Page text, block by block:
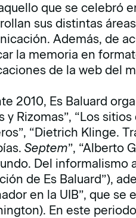
que se celebró
sus distintas
Además, de
la memoria en
de la web del
2010, Es Baluard
y Rizomas”, “Los
“Dietrich Klinge.
Septem”, “Alberto
Del informalismo
de Es Baluard”),
en la UIB”, que
En este